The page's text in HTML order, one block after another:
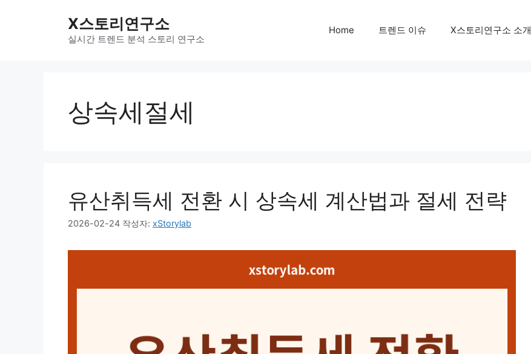
X스토리연구소
실시간 트렌드 분석 스토리 연구소
Home 트렌드 이슈 X스토리연구소 소개
상속세절세
유산취득세 전환 시 상속세 계산법과 절세 전략
2026-02-24 작성자: xStorylab